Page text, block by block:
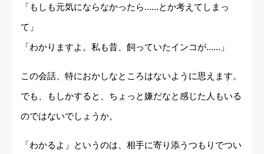
「もしも元気にならなかったら......とか考えてしまっ
て」
「わかりますよ。私も昔、飼っていたインコが......」
この会話、特におかしなところはないように思えます。
でも、もしかすると、ちょっと嫌だなと感じた人もいる
のではないでしょうか。
「わかるよ」というのは、相手に寄り添うつもりでつい